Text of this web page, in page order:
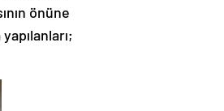
önüne